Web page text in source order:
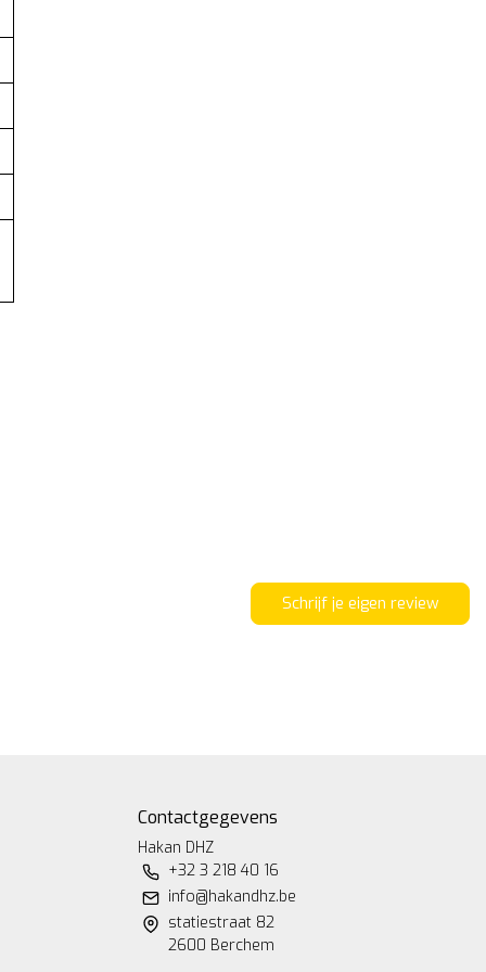
Schrijf je eigen review
Contactgegevens
Hakan DHZ
+32 3 218 40 16
info@hakandhz.be
statiestraat 82
2600 Berchem